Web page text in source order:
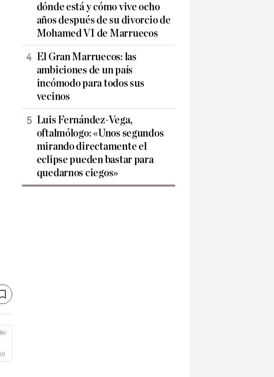
Save
dónde está y cómo vive ocho
años después de su divorcio de
Mohamed VI de Marruecos
El Gran Marruecos: las
ambiciones de un país
incómodo para todos sus
vecinos
Luis Fernández-Vega,
oftalmólogo: «Unos segundos
mirando directamente el
eclipse pueden bastar para
quedarnos ciegos»